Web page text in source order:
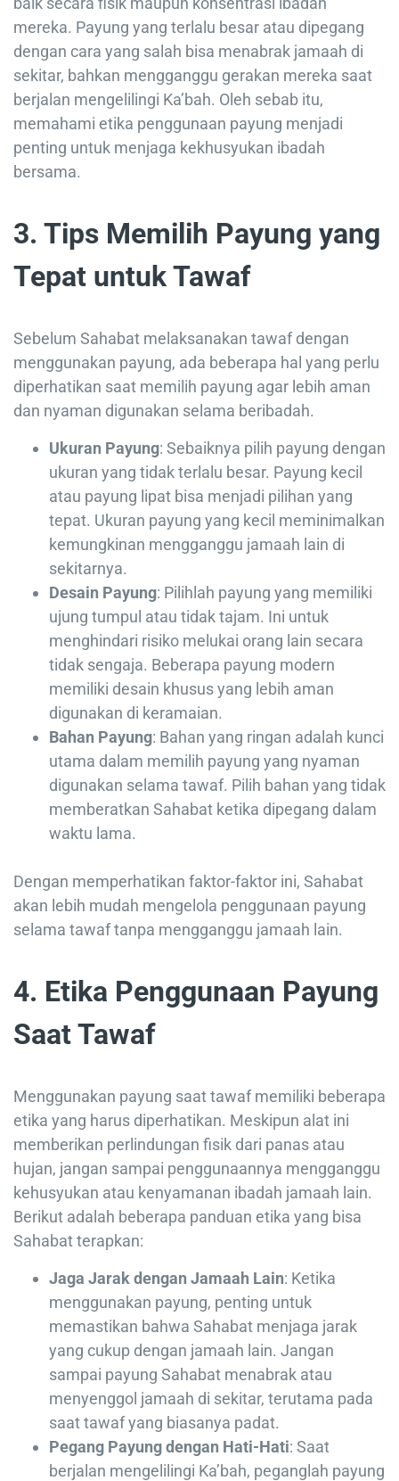
mereka. Payung yang terlalu besar atau dipegang
dengan cara yang salah bisa menabrak jamaah di
sekitar, bahkan mengganggu gerakan mereka saat
berjalan mengelilingi Ka’bah. Oleh sebab itu,
memahami etika penggunaan payung menjadi
penting untuk menjaga kekhusyukan ibadah
bersama.
3. Tips Memilih Payung yang
Tepat untuk Tawaf
Sebelum Sahabat melaksanakan tawaf dengan
menggunakan payung, ada beberapa hal yang perlu
diperhatikan saat memilih payung agar lebih aman
dan nyaman digunakan selama beribadah.
Ukuran Payung: Sebaiknya pilih payung dengan
ukuran yang tidak terlalu besar. Payung kecil
atau payung lipat bisa menjadi pilihan yang
tepat. Ukuran payung yang kecil meminimalkan
kemungkinan mengganggu jamaah lain di
sekitarnya.
Desain Payung: Pilihlah payung yang memiliki
ujung tumpul atau tidak tajam. Ini untuk
menghindari risiko melukai orang lain secara
tidak sengaja. Beberapa payung modern
memiliki desain khusus yang lebih aman
digunakan di keramaian.
Bahan Payung: Bahan yang ringan adalah kunci
utama dalam memilih payung yang nyaman
digunakan selama tawaf. Pilih bahan yang tidak
memberatkan Sahabat ketika dipegang dalam
waktu lama.
Dengan memperhatikan faktor-faktor ini, Sahabat
akan lebih mudah mengelola penggunaan payung
selama tawaf tanpa mengganggu jamaah lain.
4. Etika Penggunaan Payung
Saat Tawaf
Menggunakan payung saat tawaf memiliki beberapa
etika yang harus diperhatikan. Meskipun alat ini
memberikan perlindungan fisik dari panas atau
hujan, jangan sampai penggunaannya mengganggu
kehusyukan atau kenyamanan ibadah jamaah lain.
Berikut adalah beberapa panduan etika yang bisa
Sahabat terapkan:
Jaga Jarak dengan Jamaah Lain: Ketika
menggunakan payung, penting untuk
memastikan bahwa Sahabat menjaga jarak
yang cukup dengan jamaah lain. Jangan
sampai payung Sahabat menabrak atau
menyenggol jamaah di sekitar, terutama pada
saat tawaf yang biasanya padat.
Pegang Payung dengan Hati-Hati: Saat
berjalan mengelilingi Ka’bah, peganglah payung